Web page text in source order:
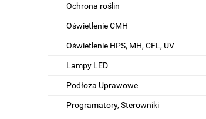
Ochrona roślin
Oświetlenie CMH
Oświetlenie HPS, MH, CFL, UV
Lampy LED
Podłoża Uprawowe
Programatory, Sterowniki